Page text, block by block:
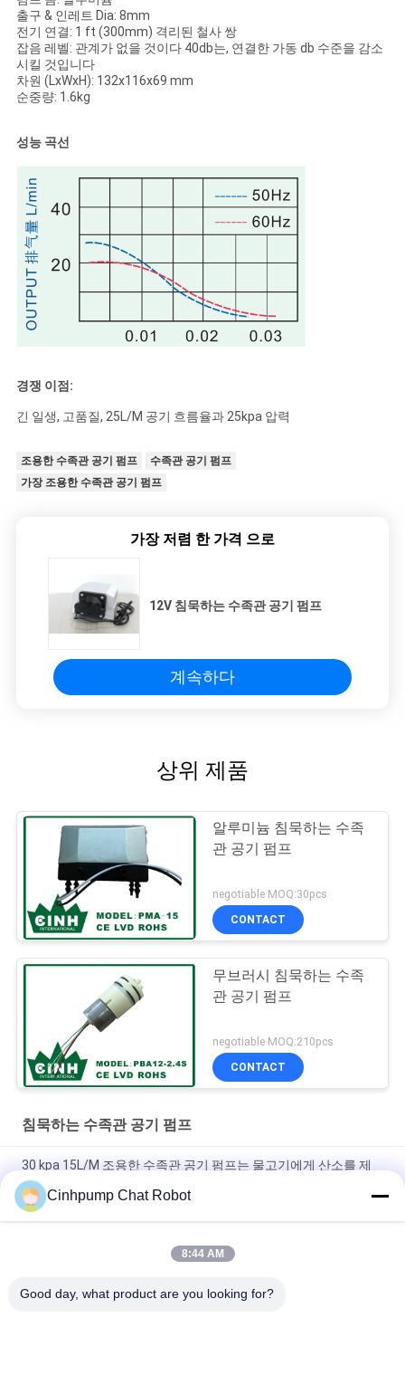
출구 & 인레트 Dia: 8mm
전기 연결: 1 ft (300mm) 격리된 철사 쌍
잡음 레벨: 관계가 없을 것이다 40db는, 연결한 가동 db 수준을 감소
시킬 것입니다
차원 (LxWxH): 132x116x69 mm
순중량: 1.6kg
성능 곡선
경쟁 이점:
긴 일생, 고품질, 25L/M 공기 흐름율과 25kpa 압력
조용한 수족관 공기 펌프
수족관 공기 펌프
가장 조용한 수족관 공기 펌프
가장 저렴 한 가격 으로
12V 침묵하는 수족관 공기 펌프
계속하다
상위 제품
알루미늄 침묵하는 수족
관 공기 펌프
negotiable MOQ:30pcs
CONTACT
무브러시 침묵하는 수족
관 공기 펌프
negotiable MOQ:210pcs
CONTACT
침묵하는 수족관 공기 펌프
30 kpa 15L/M 조용한 수족관 공기 펌프는 물고기에게 산소를 제
공합니다
12V 저잡음 침묵하는 수족관 공기 펌프 이중 격막 공기 펌프
60L / M 30KPA AC 향수 유포자, 낮은 진동을 위한 침묵하는 수족
Cinhpump Chat Robot
8:44 AM
Good day, what product are you looking for?